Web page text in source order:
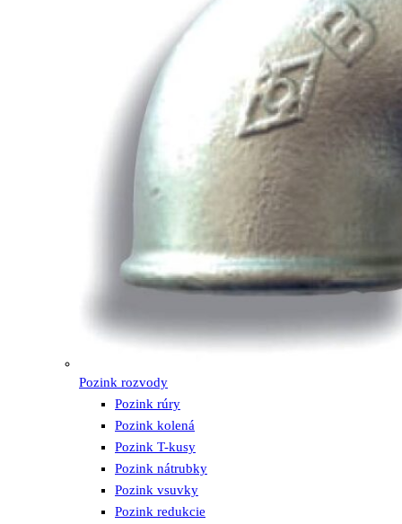
Pozink rozvody
Pozink rúry
Pozink kolená
Pozink T-kusy
Pozink nátrubky
Pozink vsuvky
Pozink redukcie